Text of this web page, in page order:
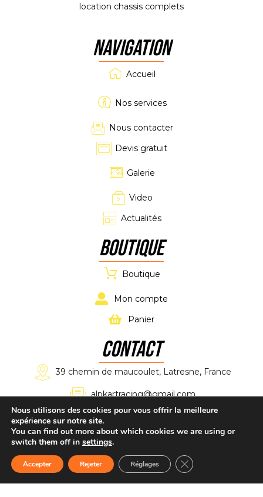
Accueil Boutique CONTACT dEVIS
location chassis complets
NAVIGATION
Accueil
Nos services
Nous contacter
Devis gratuit
Galerie
Video
Actualités
Boutique
Boutique
Mon compte
Panier
CONTACT
39 chemin de maucoulet, Latresne, France
alpkartracing@gmail.com
Mentions légales– Politique confidentialité–Plan du site –CGV–
Nous utilisons des cookies pour vous offrir la meilleure
expérience sur notre site.
You can find out more about which cookies we are using or
switch them off in settings.
Accepter Rejeter Réglages Fermer la bannière